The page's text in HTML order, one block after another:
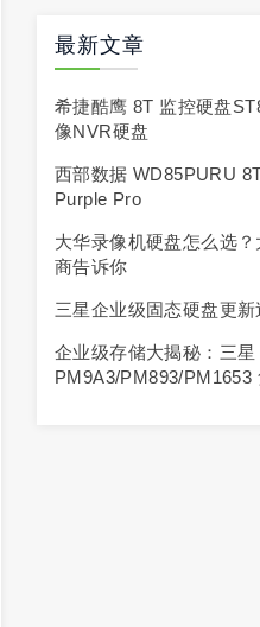
最新文章
希捷酷鹰 8T 监控硬盘
像NVR硬盘
西部数据 WD85PURU
Purple Pro
大华录像机硬盘怎么选
商告诉你
三星企业级固态硬盘更
企业级存储大揭秘：三星
PM9A3/PM893/PM1653